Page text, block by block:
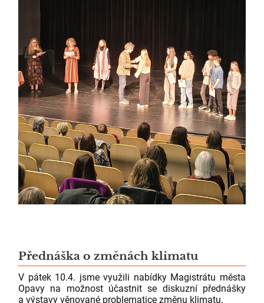
Přednáška o změnách klimatu
V pátek 10.4. jsme využili nabídky Magistrátu města
Opavy na možnost účastnit se diskuzní přednášky
a výstavy věnované problematice změnu klimatu.